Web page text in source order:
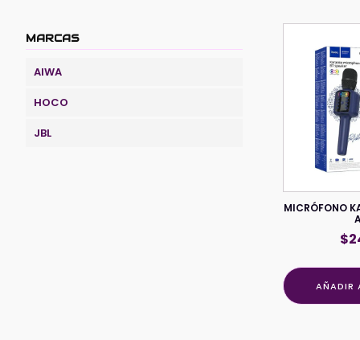
MARCAS
AIWA
HOCO
JBL
MICRÓFONO
$
AÑADIR